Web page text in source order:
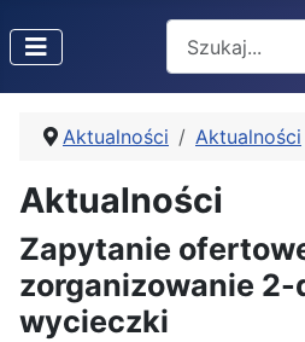
Type 2 or
Aktualności Aktualności
Aktualności
Zapytanie
zorganizowanie 2-
wycieczki